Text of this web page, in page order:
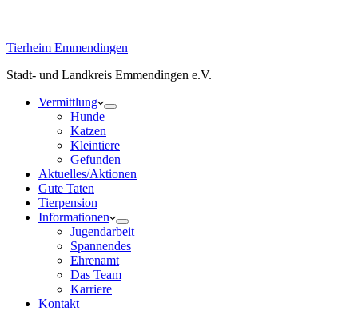
Tierheim Emmendingen
Stadt- und Landkreis Emmendingen e.V.
Vermittlung
Hunde
Katzen
Kleintiere
Gefunden
Aktuelles/Aktionen
Gute Taten
Tierpension
Informationen
Jugendarbeit
Spannendes
Ehrenamt
Das Team
Karriere
Kontakt